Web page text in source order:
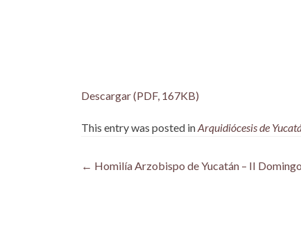
Descargar (PDF, 167KB)
This entry was posted inArquidiócesis de
Post
← Homilía Arzobispo de Yucatán – II